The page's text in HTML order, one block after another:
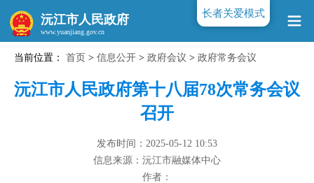
沅江市人民政府
当前位置： 首页 > 信息公开 > 政府会议 > 政府常务会议
沅江市人民政府第十八届78次常务会议
召开
发布时间：2025-05-12 10:53
信息来源：沅江市融媒体中心
作者：
长者关爱模式